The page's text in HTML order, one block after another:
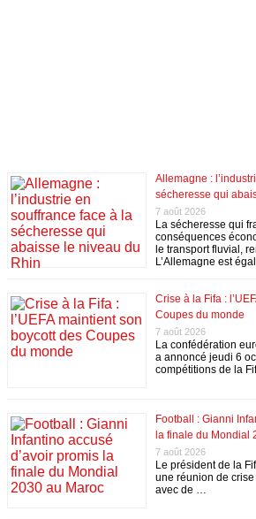
Allemagne :
sécheresse qui
7 août 2026
La sécheresse qui
conséquences
le transport fluvial,
L’Allemagne est
Crise à la Fifa :
Coupes du monde
7 août 2026
La confédération
a annoncé jeudi 6
compétitions de la
Football : Gianni
la finale du Mondial
7 août 2026
Le président de la
une réunion de
avec de …